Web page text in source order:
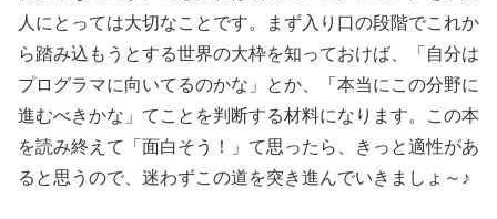
人にとっては大切なことです。まず入り口の段階でこれか
ら踏み込もうとする世界の大枠を知っておけば、「自分は
プログラマに向いてるのかな」とか、「本当にこの分野に
進むべきかな」てことを判断する材料になります。この本
を読み終えて「面白そう！」て思ったら、きっと適性があ
ると思うので、迷わずこの道を突き進んでいきましょ～♪